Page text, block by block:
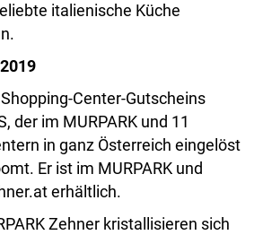
italienische Küche
Center-Gutscheins
der im MURPARK und 11
in ganz Österreich eingelöst
Er ist im MURPARK und
erhältlich.
Zehner kristallisieren sich